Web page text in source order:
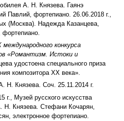
А. Н. Князева. Гаянэ
Павлий, фортепиано. 26.06.2018 г.,
(Москва). Надежда Казанцева,
конкурса
«Романтизм. Истоки и
удостоена специального приза
композитора XX века».
Н. Князева. Соч. 25.11.2014 г.
г., Музей русского искусства
Н. Князева. Стефани Кочарян,
электронное фортепиано.